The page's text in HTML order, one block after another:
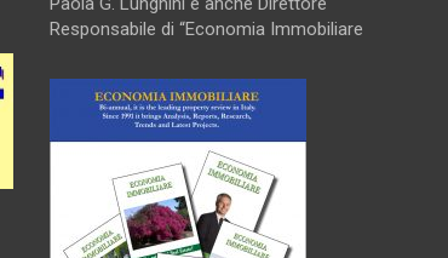
Responsabile di “Economia Immobiliare